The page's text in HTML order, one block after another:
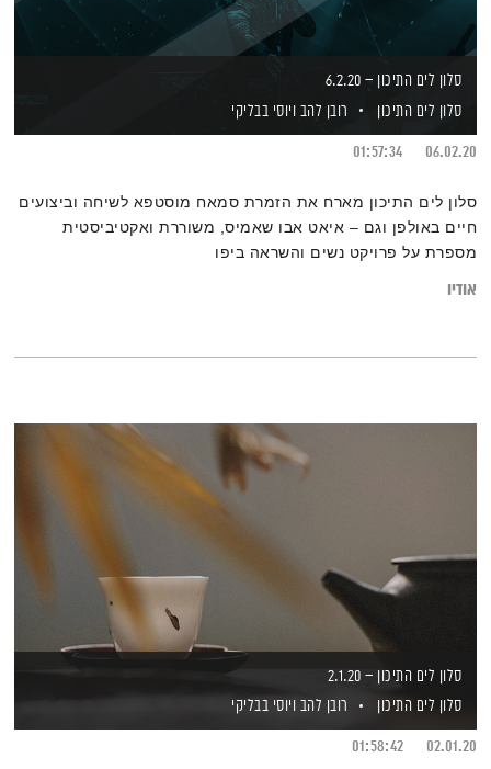
סלון לים התיכון – 6.2.20
סלון לים התיכון
רובן להב ויוסי בבליקי
06.02.20
01:57:34
סלון לים התיכון מארח את הזמרת סמאח מוסטפא לשיחה וביצועים
חיים באולפן וגם – איאט אבו שאמיס, משוררת ואקטיביסטית
מספרת על פרויקט נשים והשראה ביפו
אודיו
סלון לים התיכון – 2.1.20
סלון לים התיכון
רובן להב ויוסי בבליקי
02.01.20
01:58:42